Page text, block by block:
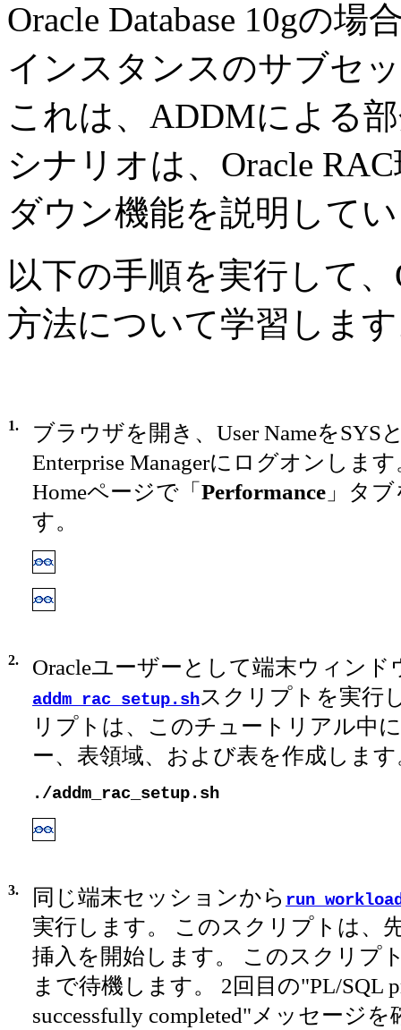
Oracle Database 10gの
インスタンスのサブセ
これは、ADDMによる
シナリオは、Oracle
ダウン機能を説明して
以下の手順を実行して
方法について学習しま
1.
ブラウザを開き、User NameをSYS
Enterprise Managerにログオンします
Homeページで「 Performance 」タ
す。
2. Oracleユーザーとして端末ウィンド
addm_rac_setup.shスクリプトを実行
リプトは、このチュートリアル中
ー、表領域、および表を作成します
./addm_rac_setup.sh
3. 同じ端末セッションから
実行します。 このスクリプトは、
挿入を開始します。 このスクリプ
まで待機します。 2回目の"PL/SQL
successfully completed"メッセージ